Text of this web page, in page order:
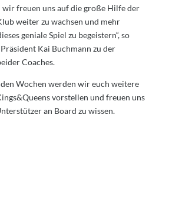
freuen uns auf die große Hilfe der
weiter zu wachsen und mehr
geniale Spiel zu begeistern“, so
Kai Buchmann zu der
Coaches.
Wochen werden wir euch weitere
vorstellen und freuen uns
an Board zu wissen.